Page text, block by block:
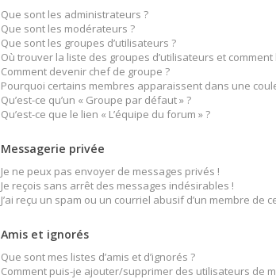
Que sont les administrateurs ?
Que sont les modérateurs ?
Que sont les groupes d’utilisateurs ?
Où trouver la liste des groupes d’utilisateurs et
Comment devenir chef de groupe ?
Pourquoi certains membres apparaissent dans une
Qu’est-ce qu’un « Groupe par défaut » ?
Qu’est-ce que le lien « L’équipe du forum » ?
Messagerie privée
Je ne peux pas envoyer de messages privés !
Je reçois sans arrêt des messages indésirables !
J’ai reçu un spam ou un courriel abusif d’un membre de
Amis et ignorés
Que sont mes listes d’amis et d’ignorés ?
Comment puis-je ajouter/supprimer des utilisateurs de